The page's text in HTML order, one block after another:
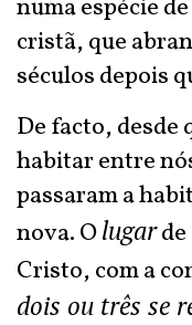
numa espécie
cristã, que
séculos depois
De facto, desde
habitar entre
passaram a
nova. Olugarde
Cristo, com a
dois ou três se